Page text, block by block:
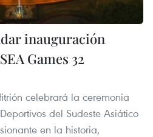
inauguración
Games 32
celebrará la ceremonia
del Sudeste Asiático
en la historia,